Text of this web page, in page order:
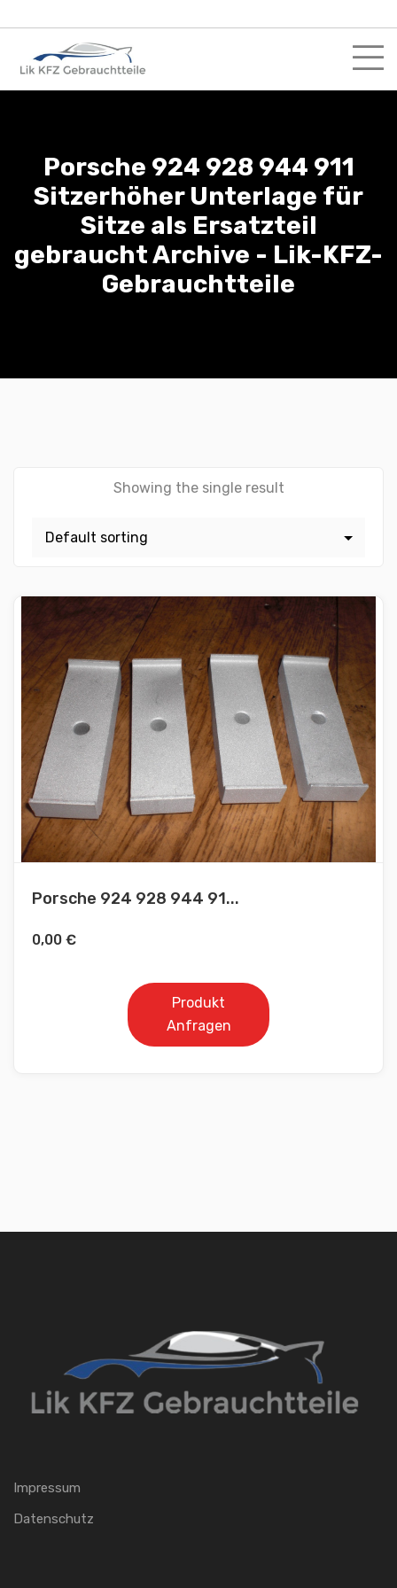
to
content
Porsche 924 928 944 911
Sitzerhöher Unterlage für
Sitze als Ersatzteil
gebraucht Archive - Lik-KFZ-
Gebrauchtteile
Showing the single result
Porsche 924 928 944 91...
0,00 €
Produkt
Anfragen
Impressum
Datenschutz